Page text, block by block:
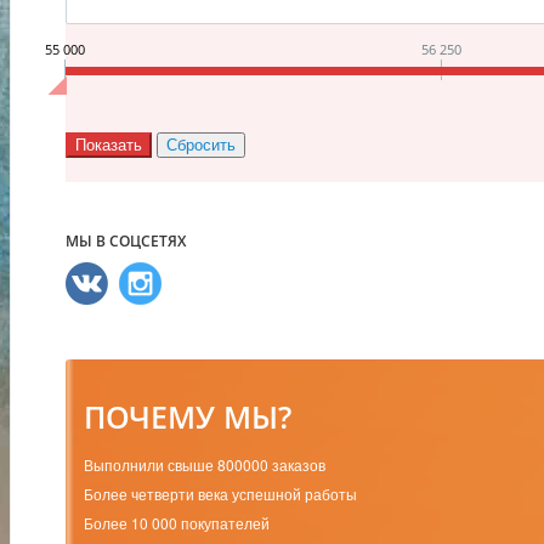
55 000 56 250
МЫ В СОЦСЕТЯХ
ПОЧЕМУ МЫ?
Выполнили свыше 800000 заказов
Более четверти века успешной работы
Более 10 000 покупателей